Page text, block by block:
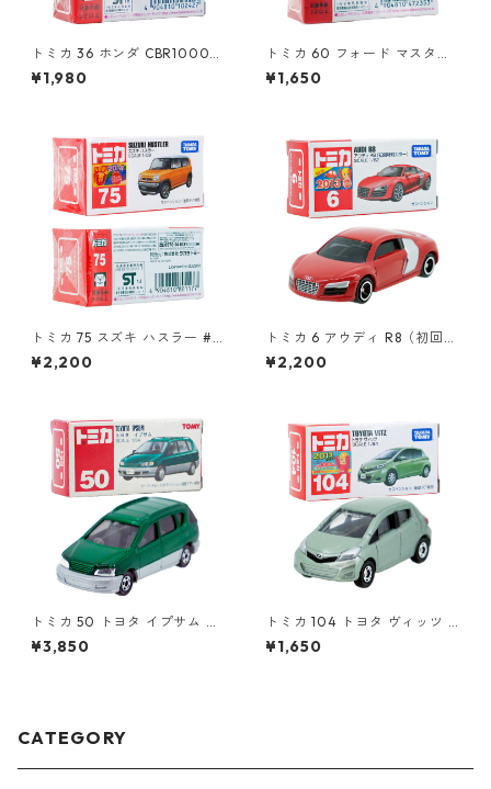
トミカ 36 ホンダ CBR1000R
R（初回特別仕様）#1010242
7
¥1,980
トミカ 60 フォード マスタン
グ GT V8（初回特別カラー）#
10472353
¥1,650
トミカ 75 スズキ ハスラー #1
0801177
¥2,200
トミカ 6 アウディ R8（初回特
別カラー）#10467441
¥2,200
トミカ 50 トヨタ イプサム #1
0306672
¥3,850
トミカ 104 トヨタ ヴィッツ #
10392507
¥1,650
CATEGORY